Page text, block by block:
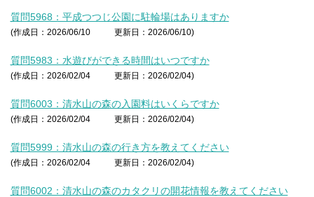
質問5968：平成つつじ公園に駐輪場はありますか
(作成日：2026/06/10 更新日：2026/06/10)
質問5983：水遊びができる時間はいつですか
(作成日：2026/02/04 更新日：2026/02/04)
質問6003：清水山の森の入園料はいくらですか
(作成日：2026/02/04 更新日：2026/02/04)
質問5999：清水山の森の行き方を教えてください
(作成日：2026/02/04 更新日：2026/02/04)
質問6002：清水山の森のカタクリの開花情報を教えてください